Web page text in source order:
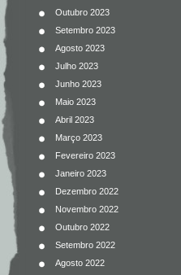
Outubro 2023
Setembro 2023
Agosto 2023
Julho 2023
Junho 2023
Maio 2023
Abril 2023
Março 2023
Fevereiro 2023
Janeiro 2023
Dezembro 2022
Novembro 2022
Outubro 2022
Setembro 2022
Agosto 2022